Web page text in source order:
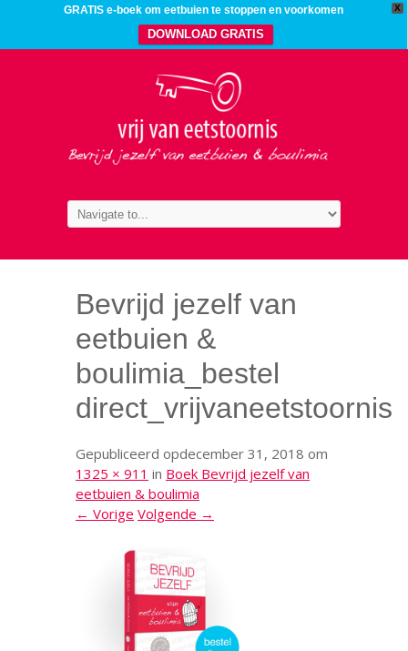
X
GRATIS e-boek om eetbuien te stoppen en voorkomen
DOWNLOAD GRATIS
Bevrijd jezelf van
eetbuien &
boulimia_bestel
direct_vrijvaneetstoornis
Gepubliceerd opdecember 31, 2018 om
1325 × 911 in Boek Bevrijd jezelf van
eetbuien & boulimia
← Vorige Volgende →